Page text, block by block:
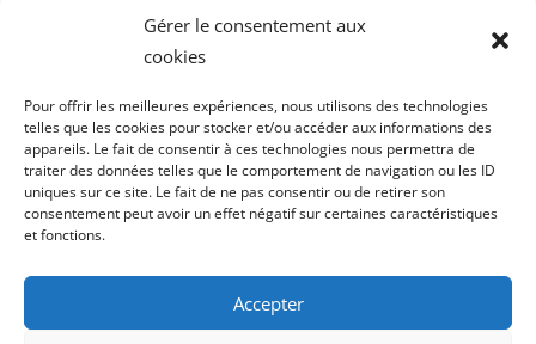
Gérer le consentement aux
cookies
Pour offrir les meilleures expériences, nous utilisons des technologies
telles que les cookies pour stocker et/ou accéder aux informations des
appareils. Le fait de consentir à ces technologies nous permettra de
traiter des données telles que le comportement de navigation ou les ID
uniques sur ce site. Le fait de ne pas consentir ou de retirer son
consentement peut avoir un effet négatif sur certaines caractéristiques
et fonctions.
Accepter
centrevillepourtous@gmail.com
Thème WordPress : Tortuga
par ThemeZee.
membres
Politique de
Mentions